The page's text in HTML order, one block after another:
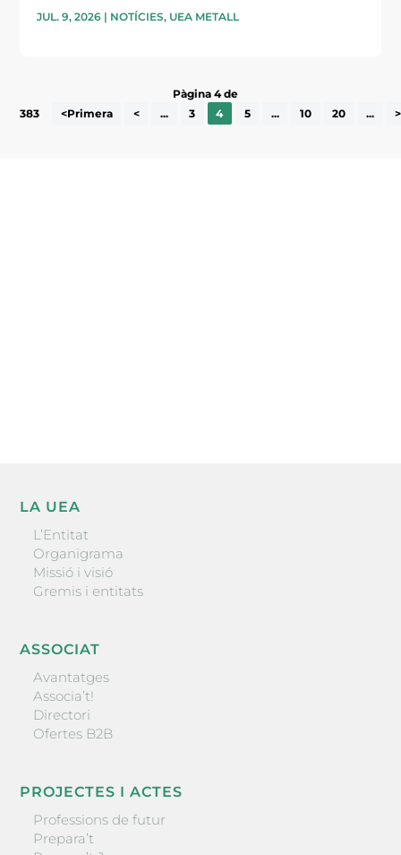
JUL. 9, 2026 | NOTÍCIES, UEA METALL
Pàgina 4 de
383
<Primera < ... 3 4 5 ... 10 20 ... >
LA UEA
L’Entitat
Organigrama
Missió i visió
Gremis i entitats
ASSOCIAT
Avantatges
Associa’t!
Directori
Ofertes B2B
PROJECTES I ACTES
Professions de futur
Prepara’t